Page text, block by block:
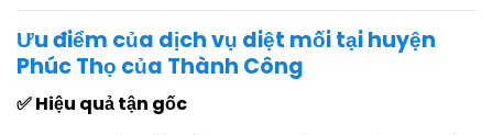
Ưu điểm của dịch vụ diệt mối tại huyện
Phúc Thọ của Thành Công
✅ Hiệu quả tận gốc